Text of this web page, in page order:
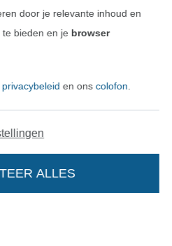
door je relevante inhoud en
te bieden en je browser
privacybeleid en ons colofon
ALLES